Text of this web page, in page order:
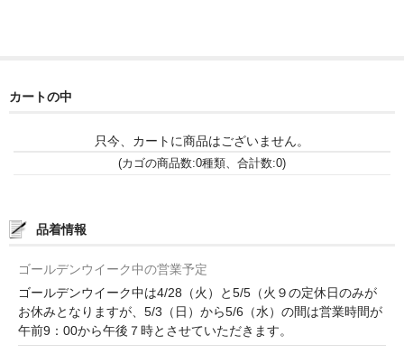
ひやおろし
カートの中
只今、カートに商品はございません。
(カゴの商品数:0種類、合計数:0)
品着情報
ゴールデンウイーク中の営業予定
ゴールデンウイーク中は4/28（火）と5/5（火９の定休日のみが
お休みとなりますが、5/3（日）から5/6（水）の間は営業時間が
午前9：00から午後７時とさせていただきます。